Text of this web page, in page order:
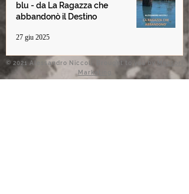
blu - da La Ragazza che
abbandonò il Destino
27 giu 2025
© 2021 Alessandro Niccoli. Brought to you by
Messori
Marketing